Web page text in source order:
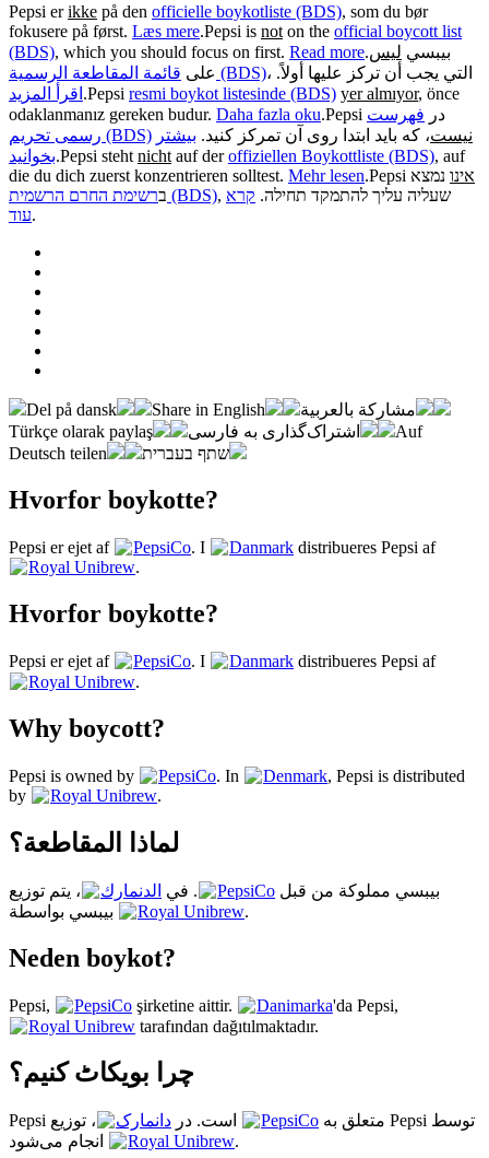
Pepsi erikke på den officielle boykotliste (BDS), som du bør
fokusere på først. Læs mere.Pepsi is not on the official boycott list
(BDS), which you should focus on first. Read more. بيبسي ليس
على قائمة المقاطعة الرسمية (BDS) ، التي يجب أن تركز عليها أولاً.
اقرأ المزيد .Pepsi resmi boykot listesinde (BDS) yer almıyor, önce
odaklanmanız gereken budur. Daha fazla oku. Pepsi در فهرست
رسمی تحریم (BDS)
نیست، که باید ابتدا روی آن تمرکز کنید. بیشتر
بخوانید.Pepsi steht nicht auf deroffiziellen Boykottliste (BDS), auf
die du dich zuerst konzentrieren solltest. Mehr lesen.Pepsi אינו נמצא
ב רשימת החרם הרשמית (BDS) , שעליה עליך להתמקד תחילה. קרא
עוד.
Del på dansk Share in English
مشاركة بالعربية
Türkçe olarak paylaş
اشتراک‌گذاری به فارسی
Auf
Deutsch teilen
שתף בעברית
Hvorfor boykotte?
Pepsi er ejet af PepsiCo. I Danmark distribueres Pepsi af
Royal Unibrew.
Hvorfor boykotte?
Pepsi er ejet af PepsiCo. I Danmark distribueres Pepsi af
Royal Unibrew.
Why boycott?
Pepsi is owned by PepsiCo . In Denmark , Pepsi is distributed
by
Royal Unibrew.
لماذا المقاطعة؟
بيبسي مملوكة من قبل PepsiCo . في الدنمارك
، يتم توزيع
Royal Unibrew.
Neden boykot?
Pepsi, PepsiCo şirketine aittir. Danimarka'da Pepsi,
Royal Unibrew tarafından dağıtılmaktadır.
چرا بویکاٹ کنیم؟
Pepsi متعلق به PepsiCo است. در دانمارک
، توزیع Pepsi توسط
Royal Unibrewانجام می‌شود.